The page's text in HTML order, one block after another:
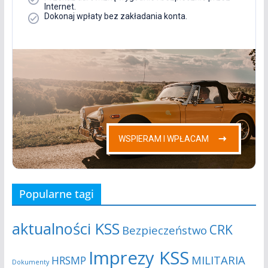
Popularne tagi
aktualności KSS Bezpieczeństwo CRK
Dokumenty HRSMP Imprezy KSS MILITARIA